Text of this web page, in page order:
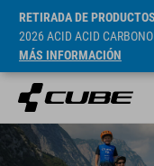
RETIRADA DE
2026 ACID ACID
MÁS INFORMACIÓN